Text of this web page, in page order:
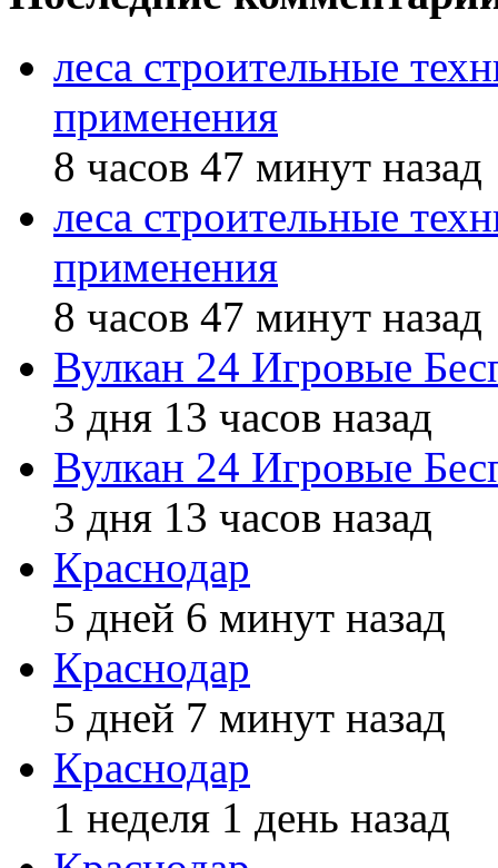
леса строительные
применения
8 часов 47 минут назад
леса строительные
применения
8 часов 47 минут назад
Вулкан 24 Игровые
3 дня 13 часов назад
Вулкан 24 Игровые
3 дня 13 часов назад
Краснодар
5 дней 6 минут назад
Краснодар
5 дней 7 минут назад
Краснодар
1 неделя 1 день назад